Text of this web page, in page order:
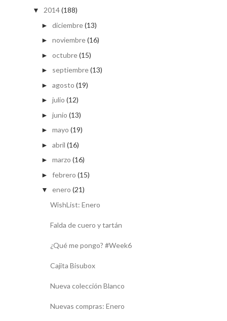
▼ 2014(188)
► diciembre(13)
► noviembre(16)
► octubre(15)
► septiembre(13)
► agosto (19)
► julio (12)
► junio (13)
► mayo (19)
► abril (16)
► marzo (16)
► febrero (15)
▼ enero (21)
WishList: Enero
Falda de cuero y tartán
¿Qué me pongo? #Week6
Cajita Bisubox
Nueva colección Blanco
Nuevas compras: Enero